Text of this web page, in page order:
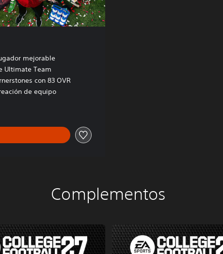
mejorable
Ultimate Team
con 83 OVR
de equipo
Complementos